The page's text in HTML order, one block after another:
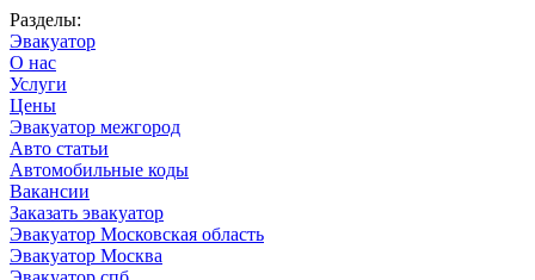
Разделы:
Эвакуатор
О нас
Услуги
Цены
Эвакуатор межгород
Авто статьи
Автомобильные коды
Вакансии
Заказать эвакуатор
Эвакуатор Московская область
Эвакуатор Москва